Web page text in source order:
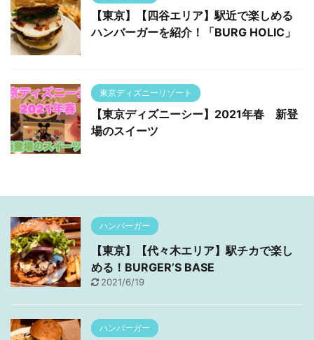
【東京】【四谷エリア】駅近で楽しめる
ハンバーガーを紹介！「BURG HOLIC」
東京ディズニーリゾート
【東京ディズニーシー】2021年春 新登
場のスイーツ
ハンバーガー
【東京】【代々木エリア】駅チカで楽し
める！BURGER’S BASE
2021/6/19
ハンバーガー